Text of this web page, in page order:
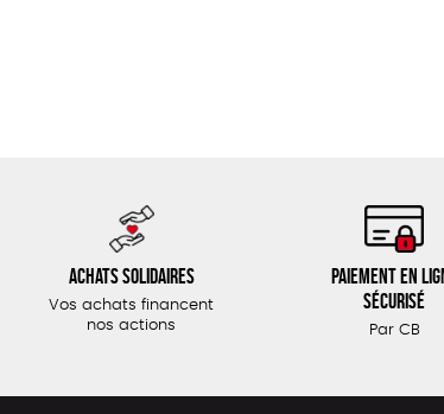
Achats solidaires
Vos achats financent
nos actions
Paiement en
sécurisé
Par CB